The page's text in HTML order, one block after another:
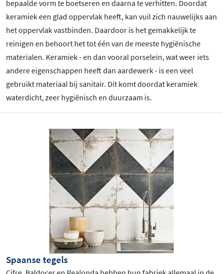
bepaalde vorm te boetseren en daarna te verhitten. Doordat
keramiek een glad oppervlak heeft, kan vuil zich nauwelijks aan
het oppervlak vastbinden. Daardoor is het gemakkelijk te
reinigen en behoort het tot één van de meeste hygiënische
materialen. Keramiek - en dan vooral porselein, wat weer iets
andere eigenschappen heeft dan aardewerk - is een veel
gebruikt materiaal bij sanitair. Dit komt doordat keramiek
waterdicht, zeer hygiënisch en duurzaam is.
Spaanse tegels